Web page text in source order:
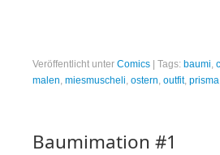
Veröffentlicht unter Comics | Tags: baumi
malen miesmuscheli ostern outfit, prisma
Baumimation #1